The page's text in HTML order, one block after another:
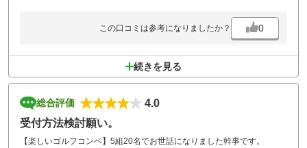
この口コミは参考になりましたか？ 0
続きを見る
総合評価
4.0
受付方法検討願い。
【楽しいゴルフコンペ】5組20名でお世話になりました幹事です。